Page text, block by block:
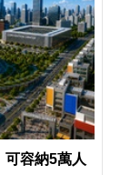
容納5萬人